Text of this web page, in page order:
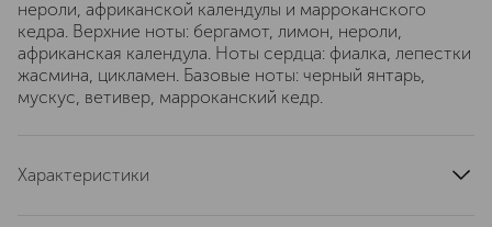
нероли, африканской календулы и марроканского
кедра. Верхние ноты: бергамот, лимон, нероли,
африканская календула. Ноты сердца: фиалка, лепестки
жасмина, цикламен. Базовые ноты: черный янтарь,
мускус, ветивер, марроканский кедр.
Характеристики